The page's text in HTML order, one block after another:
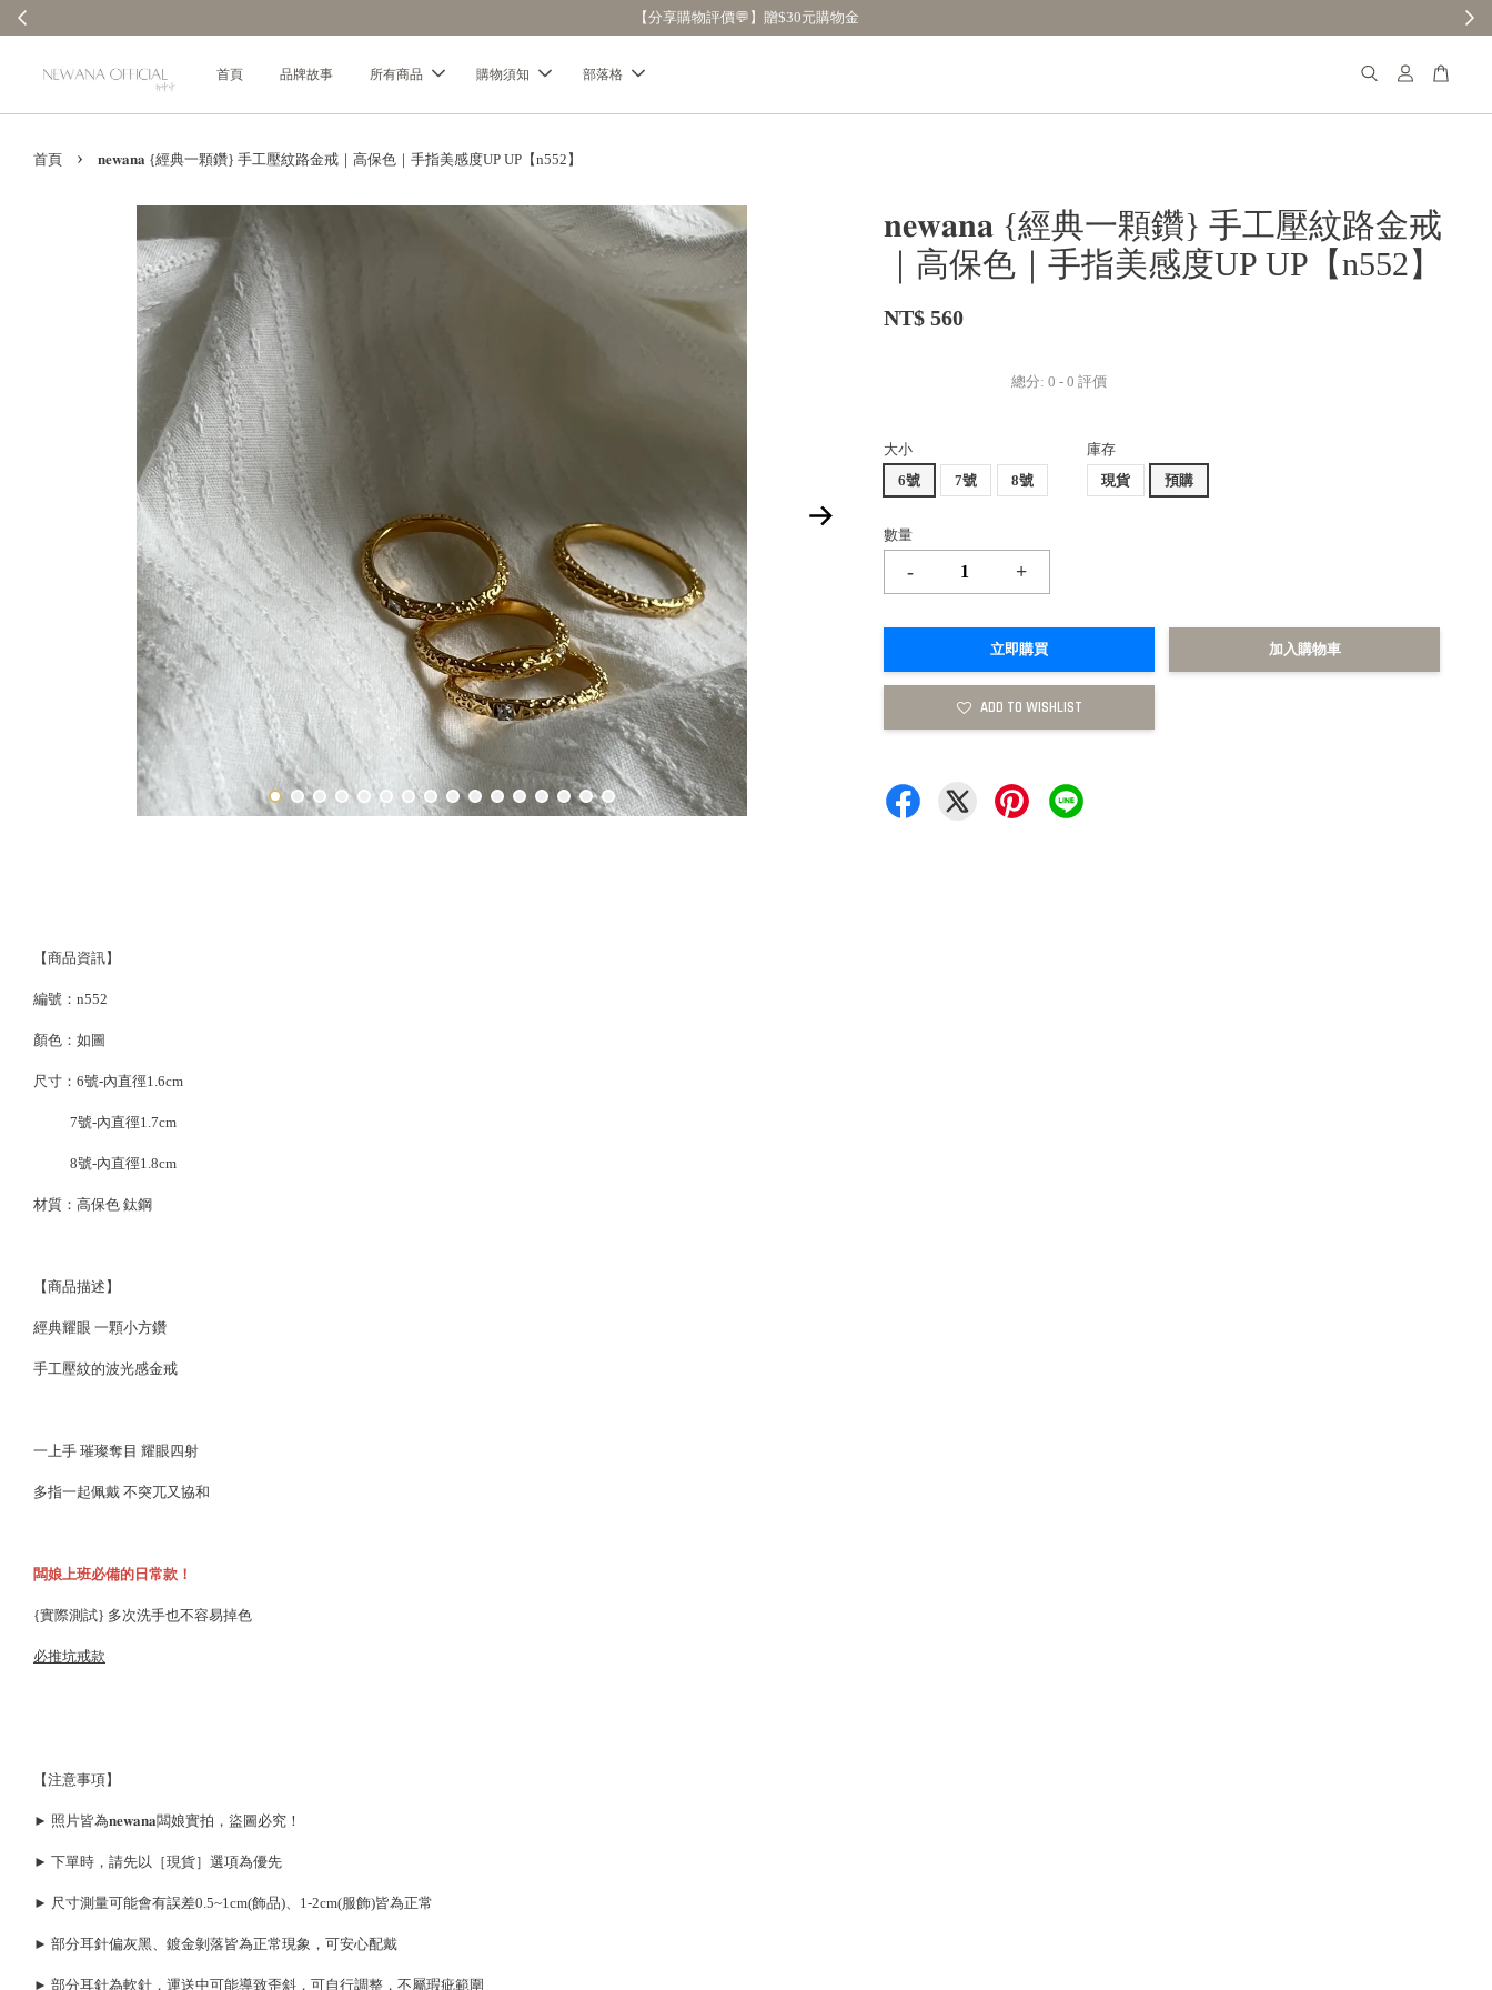
【分享購物評價💬】贈$30元購物金
首頁 品牌故事 所有商品 購物須知 部落格
首頁 › 𝐧𝐞𝐰𝐚𝐧𝐚 {經典一顆鑽} 手工壓紋路金戒｜高保色｜手指美感度UP UP【n552】
𝐧𝐞𝐰𝐚𝐧𝐚 {經典一顆鑽} 手工壓紋路金戒
｜高保色｜手指美感度UP UP【n552】
NT$ 560
總分:0 -0 評價
大小
6號
7號 8號
庫存
現貨
預購
數量
- +
立即購買 加入購物車
ADD TO WISHLIST
【商品資訊】
編號：n552
顏色：如圖
尺寸：6號-內直徑1.6cm
7號-內直徑1.7cm
8號-內直徑1.8cm
材質： 高保色 鈦鋼
【商品描述】
經典耀眼 一顆小方鑽
手工壓紋的波光感金戒
一上手 璀璨奪目 耀眼四射
多指一起佩戴 不突兀又協和
闆娘上班必備的日常款！
{實際測試} 多次洗手也不容易掉色
必推坑戒款
【注意事項】
► 照片皆為𝐧𝐞𝐰𝐚𝐧𝐚闆娘實拍，盜圖必究！
► 下單時，請先以［現貨］選項為優先
► 尺寸測量可能會有誤差0.5~1cm(飾品)、1-2cm(服飾)皆為正常
► 部分耳針偏灰黑、鍍金剝落皆為正常現象，可安心配戴
► 部分耳針為軟針，運送中可能導致歪斜，可自行調整，不屬瑕疵範圍